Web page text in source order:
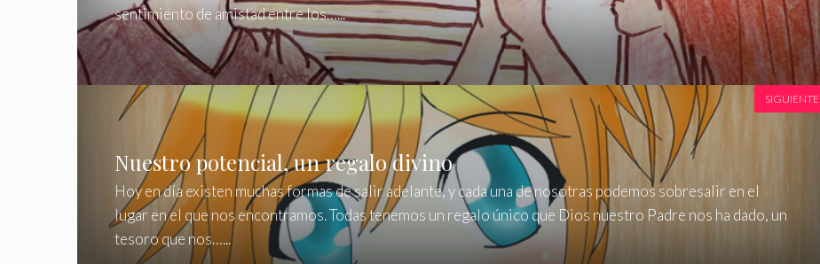
sentimiento de amistad entre los…...
Nuestro potencial, un regalo divino
Hoy en día existen muchas formas de salir adelante, y cada una de nosotras podemos sobresalir en el
lugar en el que nos encontramos. Todas tenemos un regalo único que Dios nuestro Padre nos ha dado, un
tesoro que nos…...
SIGUIENTE